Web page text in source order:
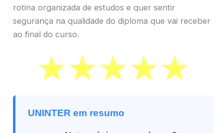
rotina organizada de estudos e quer sentir
segurança na qualidade do diploma que vai receber
ao final do curso.
UNINTER em resumo